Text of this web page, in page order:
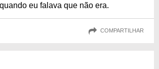
eu falava que não era.
COMPARTILHAR